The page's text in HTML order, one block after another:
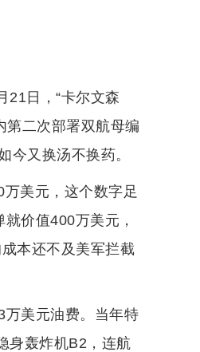
21日，“卡尔文森
第二次部署双航母编
今又换汤不换药。
美元，这个数字足
价值400万美元，
本还不及美军拦截
万美元油费。当年特
身轰炸机B2，连航